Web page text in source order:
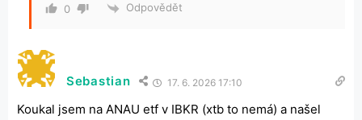
0 Odpovědět
Sebastian 17. 6. 2026 17:10
Koukal jsem na ANAU etf v IBKR (xtb to nemá) a našel